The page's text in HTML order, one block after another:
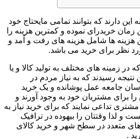
دارند که بتوانند تمامی مایحتاج خود
زمان خریدرای نموده و کمترین هزینه را
هزینه ها شامل هزینه های رفت و آمد و
نظر برای خرید می باشد.
در زمینه های مختلف به تولید کالا و یا
نتیجه رسیدند که به نیاز مردم در
جامعه عمل پوشانده و یک خرید
برای مشتریان خود به وجود آورند و
تداعی نمایند که برای خرید نیاز به
لذا وقتتان را بیهوده در ترافیک
متعدد در سطح شهر و خرید کالای
.